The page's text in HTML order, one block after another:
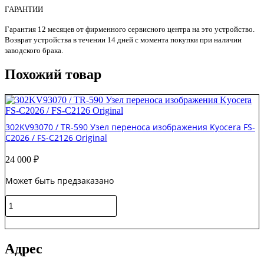
ГАРАНТИИ
Гарантия 12 месяцев от фирменного сервисного центра на это устройство.
Возврат устройства в течении 14 дней с момента покупки при наличии
заводского брака.
Похожий товар
302KV93070 / TR-590 Узел переноса изображения Kyocera FS-
C2026 / FS-C2126 Original
24 000 ₽
Может быть предзаказано
Количество
товара
/
TR-
590
Адрес